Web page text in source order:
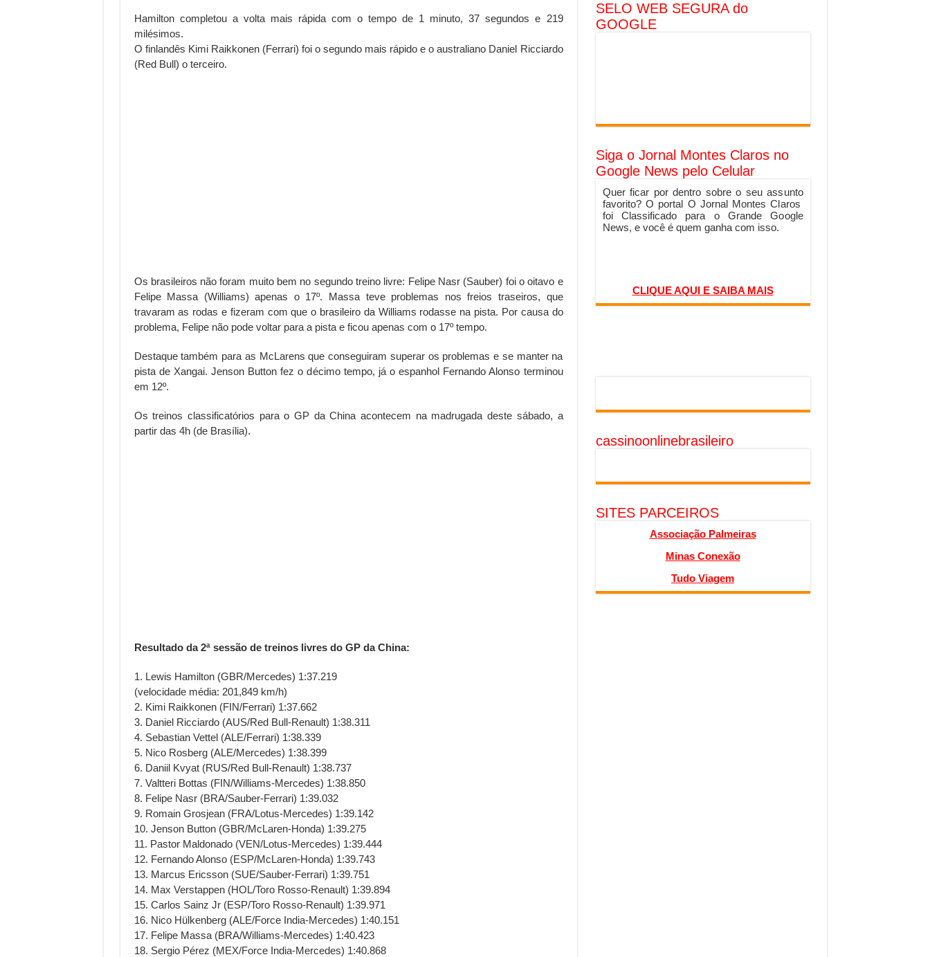
Hamilton completou a volta mais rápida com o tempo de 1 minuto, 37 segundos e 219
milésimos.
O finlandês Kimi Raikkonen (Ferrari) foi o segundo mais rápido e o australiano Daniel Ricciardo
(Red Bull) o terceiro.
Os brasileiros não foram muito bem no segundo treino livre: Felipe Nasr (Sauber) foi o oitavo e
Felipe Massa (Williams) apenas o 17º. Massa teve problemas nos freios traseiros, que
travaram as rodas e fizeram com que o brasileiro da Williams rodasse na pista. Por causa do
problema, Felipe não pode voltar para a pista e ficou apenas com o 17º tempo.
Destaque também para as McLarens que conseguiram superar os problemas e se manter na
pista de Xangai. Jenson Button fez o décimo tempo, já o espanhol Fernando Alonso terminou
em 12º.
Os treinos classificatórios para o GP da China acontecem na madrugada deste sábado, a
partir das 4h (de Brasília).
Resultado da 2ª sessão de treinos livres do GP da China:
1. Lewis Hamilton (GBR/Mercedes) 1:37.219
(velocidade média: 201,849 km/h)
2. Kimi Raikkonen (FIN/Ferrari) 1:37.662
3. Daniel Ricciardo (AUS/Red Bull-Renault) 1:38.311
4. Sebastian Vettel (ALE/Ferrari) 1:38.339
5. Nico Rosberg (ALE/Mercedes) 1:38.399
6. Daniil Kvyat (RUS/Red Bull-Renault) 1:38.737
7. Valtteri Bottas (FIN/Williams-Mercedes) 1:38.850
8. Felipe Nasr (BRA/Sauber-Ferrari) 1:39.032
9. Romain Grosjean (FRA/Lotus-Mercedes) 1:39.142
10. Jenson Button (GBR/McLaren-Honda) 1:39.275
11. Pastor Maldonado (VEN/Lotus-Mercedes) 1:39.444
12. Fernando Alonso (ESP/McLaren-Honda) 1:39.743
13. Marcus Ericsson (SUE/Sauber-Ferrari) 1:39.751
14. Max Verstappen (HOL/Toro Rosso-Renault) 1:39.894
15. Carlos Sainz Jr (ESP/Toro Rosso-Renault) 1:39.971
16. Nico Hülkenberg (ALE/Force India-Mercedes) 1:40.151
17. Felipe Massa (BRA/Williams-Mercedes) 1:40.423
18. Sergio Pérez (MEX/Force India-Mercedes) 1:40.868
SELO WEB SEGURA do
GOOGLE
Siga o Jornal Montes Claros no
Google News pelo Celular
Quer ficar por dentro sobre o seu assunto
favorito? O portal O Jornal Montes Claros
foi Classificado para o Grande Google
News, e você é quem ganha com isso.
CLIQUE AQUI E SAIBA MAIS
cassinoonlinebrasileiro
SITES PARCEIROS
Associação Palmeiras
Minas Conexão
Tudo Viagem